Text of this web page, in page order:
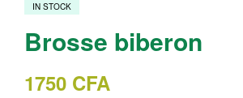
IN STOCK
Brosse biberon
1750 CFA